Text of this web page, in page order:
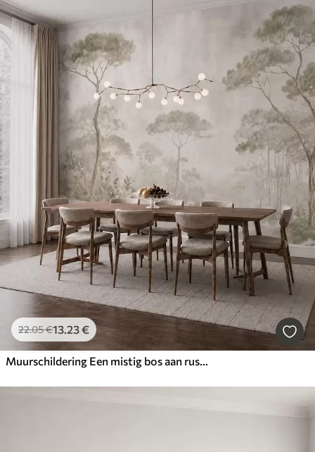
22.05€13 .23€